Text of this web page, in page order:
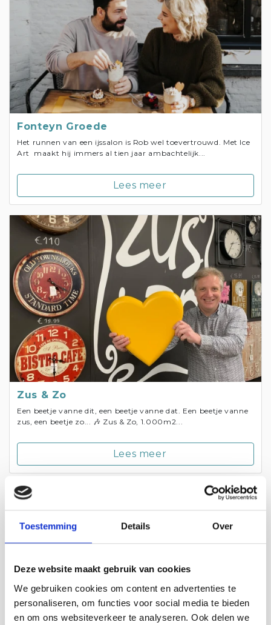
Toestemming Details Over
Deze website maakt gebruik van cookies
We gebruiken cookies om content en advertenties te
personaliseren, om functies voor social media te bieden
en om ons websiteverkeer te analyseren. Ook delen we
Fonteyn Groede
Het runnen van een ijssalon is Rob wel toevertrouwd. Met Ice
Art maakt hij immers al tien jaar ambachtelijk...
Lees meer
Zus & Zo
Een beetje vanne dit, een beetje vanne dat. Een beetje vanne
zus, een beetje zo... 🎶 Zus & Zo, 1.000m2...
Lees meer